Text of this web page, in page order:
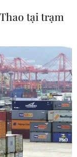
được chọn
tại trạm